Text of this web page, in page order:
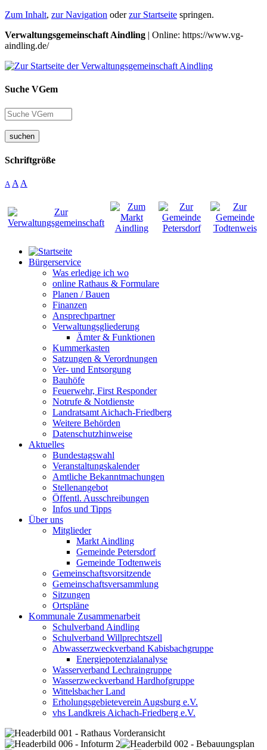
Zum Inhalt, zur Navigation oderzur Startseite springen.
Verwaltungsgemeinschaft Aindling | Online: https://www.vg-
aindling.de/
Suche VGem
suchen
Schriftgröße
A A A
Bürgerservice
Was erledige ich wo
online Rathaus & Formulare
Planen / Bauen
Finanzen
Ansprechpartner
Verwaltungsgliederung
Ämter & Funktionen
Kummerkasten
Satzungen & Verordnungen
Ver- und Entsorgung
Bauhöfe
Feuerwehr, First Responder
Notrufe & Notdienste
Landratsamt Aichach-Friedberg
Weitere Behörden
Datenschutzhinweise
Aktuelles
Bundestagswahl
Veranstaltungskalender
Amtliche Bekanntmachungen
Stellenangebot
Öffentl. Ausschreibungen
Infos und Tipps
Über uns
Mitglieder
Markt Aindling
Gemeinde Petersdorf
Gemeinde Todtenweis
Gemeinschaftsvorsitzende
Gemeinschaftsversammlung
Sitzungen
Ortspläne
Kommunale Zusammenarbeit
Schulverband Aindling
Schulverband Willprechtszell
Abwasserzweckverband Kabisbachgruppe
Energiepotenzialanalyse
Wasserverband Lechraingruppe
Wasserzweckverband Hardhofgruppe
Wittelsbacher Land
Erholungsgebieteverein Augsburg e.V.
vhs Landkreis Aichach-Friedberg e.V.